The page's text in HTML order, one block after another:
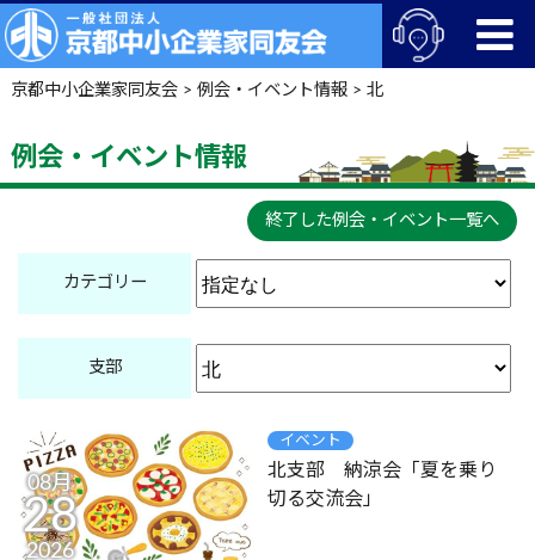
京都中小企業家同友会> 例会・イベント情報> 北
例会・イベント情報
終了した例会・イベント一覧へ
カテゴリー
支部
08月
28
2026
イベント
北支部 納涼会「夏を乗り
切る交流会」